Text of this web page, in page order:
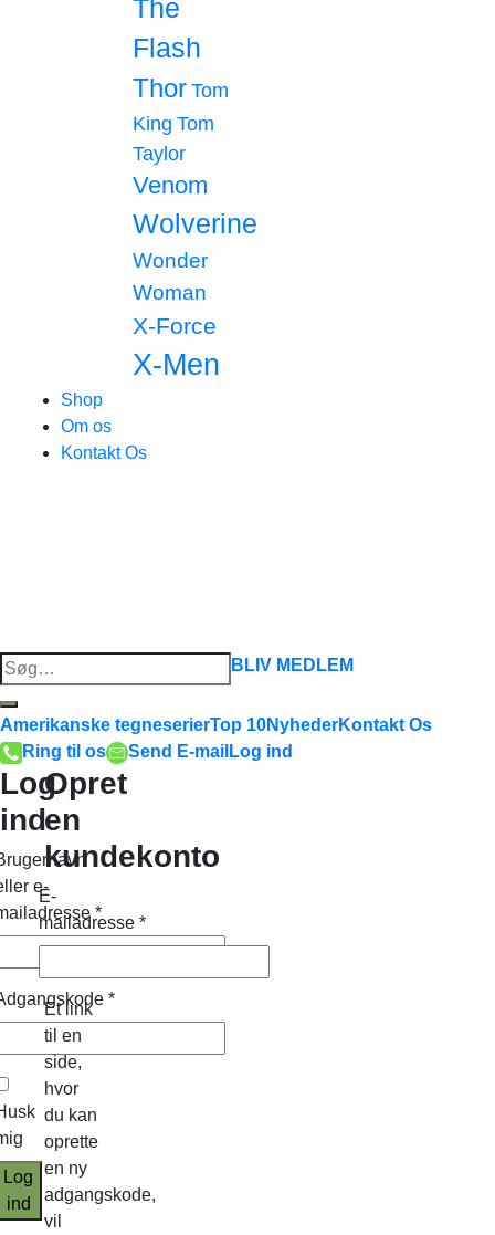
The
Flash
Thor Tom
King Tom
Taylor
Venom
Wolverine
Wonder
Woman
X-Force
X-Men
Shop
Om os
Kontakt Os
Søg
efter:
BLIV MEDLEM
Amerikanske tegneserierTop 10NyhederKontakt Os
Ring til os
Send E-mail Log ind
Log
ind
e-
*
*
Log
ind
Opret
en
kundekonto
E-
mailadresse *
Et link
til en
side,
hvor
du kan
oprette
en ny
adgangskode,
vil